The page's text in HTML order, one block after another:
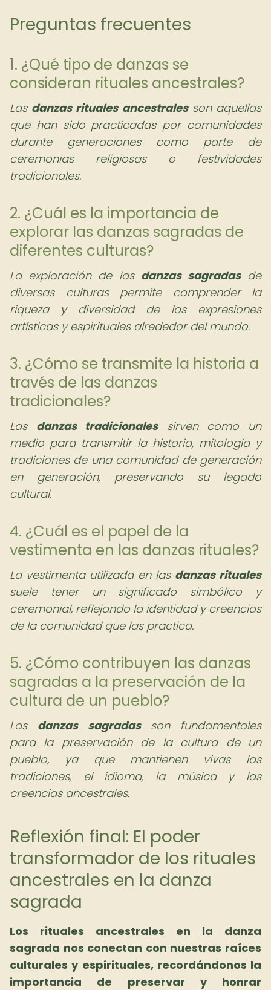
Preguntas frecuentes
1. ¿Qué tipo de danzas se
consideran rituales ancestrales?
Las danzas rituales ancestralesson aquellas
que han sido practicadas por comunidades
durante generaciones como parte de
ceremonias religiosas o festividades
tradicionales.
2. ¿Cuál es la importancia de
explorar las danzas sagradas de
diferentes culturas?
La exploración de las danzas sagradasde
diversas culturas permite comprender la
riqueza y diversidad de las expresiones
artísticas y espirituales alrededor del mundo.
3. ¿Cómo se transmite la historia a
través de las danzas
tradicionales?
Las danzas tradicionalessirven como un
medio para transmitir la historia, mitología y
tradiciones de una comunidad de generación
en generación, preservando su legado
cultural.
4. ¿Cuál es el papel de la
vestimenta en las danzas rituales?
La vestimenta utilizada en las danzas rituales
suele tener un significado simbólico y
ceremonial, reflejando la identidad y creencias
de la comunidad que las practica.
5. ¿Cómo contribuyen las danzas
sagradas a la preservación de la
cultura de un pueblo?
Las danzas sagradasson fundamentales
para la preservación de la cultura de un
pueblo, ya que mantienen vivas las
tradiciones, el idioma, la música y las
creencias ancestrales.
Reflexión final: El poder
transformador de los rituales
ancestrales en la danza
sagrada
Los rituales ancestrales en la danza
sagrada nos conectan con nuestras raíces
culturales y espirituales, recordándonos la
importancia de preservar y honrar